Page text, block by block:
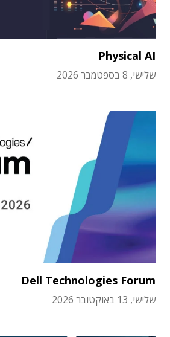
Physical AI
שלישי, 8 בספטמבר 2026
Dell Technologies Forum
שלישי, 13 באוקטובר 2026